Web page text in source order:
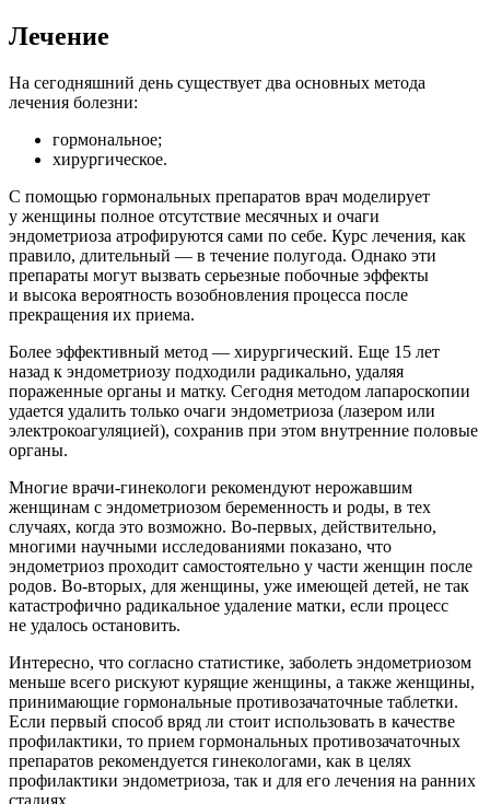
Лечение
На сегодняшний день существует два основных метода
лечения болезни:
гормональное;
хирургическое.
С помощью гормональных препаратов врач моделирует
у женщины полное отсутствие месячных и очаги
эндометриоза атрофируются сами по себе. Курс лечения, как
правило, длительный — в течение полугода. Однако эти
препараты могут вызвать серьезные побочные эффекты
и высока вероятность возобновления процесса после
прекращения их приема.
Более эффективный метод — хирургический. Еще 15 лет
назад к эндометриозу подходили радикально, удаляя
пораженные органы и матку. Сегодня методом лапароскопии
удается удалить только очаги эндометриоза (лазером или
электрокоагуляцией), сохранив при этом внутренние половые
органы.
Многие врачи-гинекологи рекомендуют нерожавшим
женщинам с эндометриозом беременность и роды, в тех
случаях, когда это возможно. Во-первых, действительно,
многими научными исследованиями показано, что
эндометриоз проходит самостоятельно у части женщин после
родов. Во-вторых, для женщины, уже имеющей детей, не так
катастрофично радикальное удаление матки, если процесс
не удалось остановить.
Интересно, что согласно статистике, заболеть эндометриозом
меньше всего рискуют курящие женщины, а также женщины,
принимающие гормональные противозачаточные таблетки.
Если первый способ вряд ли стоит использовать в качестве
профилактики, то прием гормональных противозачаточных
препаратов рекомендуется гинекологами, как в целях
профилактики эндометриоза, так и для его лечения на ранних
стадиях.